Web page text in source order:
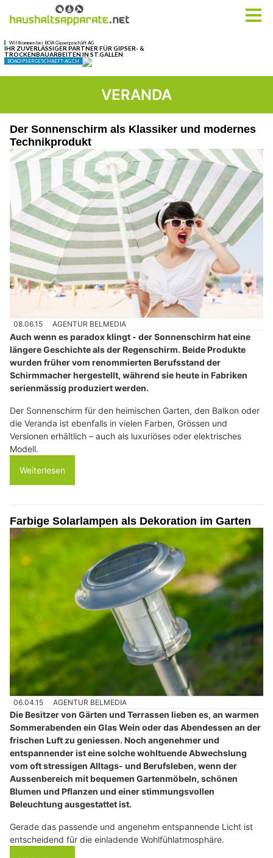
VERANDA
Der Sonnenschirm als Klassiker und modernes
Technikprodukt
08.06.15 AGENTUR BELMEDIA
Auch wenn es paradox klingt - der Sonnenschirm hat eine
längere Geschichte als der Regenschirm. Beide Produkte
wurden früher vom renommierten Berufsstand der
Schirmmacher hergestellt, während sie heute in Fabriken
serienmässig produziert werden.
Der Sonnenschirm für den heimischen Garten, den Balkon oder
die Veranda ist ebenfalls in vielen Farben, Grössen und
Versionen erhältlich – auch als luxuriöses oder elektrisches
Modell.
Weiterlesen
Farbige Solarlampen als Dekoration im Garten
06.04.15 AGENTUR BELMEDIA
Die Besitzer von Gärten und Terrassen lieben es, an warmen
Sommerabenden ein Glas Wein oder das Abendessen an der
frischen Luft zu geniessen. Noch angenehmer und
entspannender ist eine solche wohltuende Abwechslung
vom oft stressigen Alltags- und Berufsleben, wenn der
Aussenbereich mit bequemen Gartenmöbeln, schönen
Blumen und Pflanzen und einer stimmungsvollen
Beleuchtung ausgestattet ist.
Gerade das passende und angenehm entspannende Licht ist
entscheidend für die einladende Wohlfühlatmosphäre.